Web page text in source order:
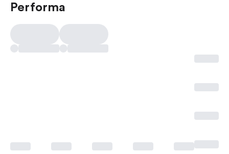
Performa